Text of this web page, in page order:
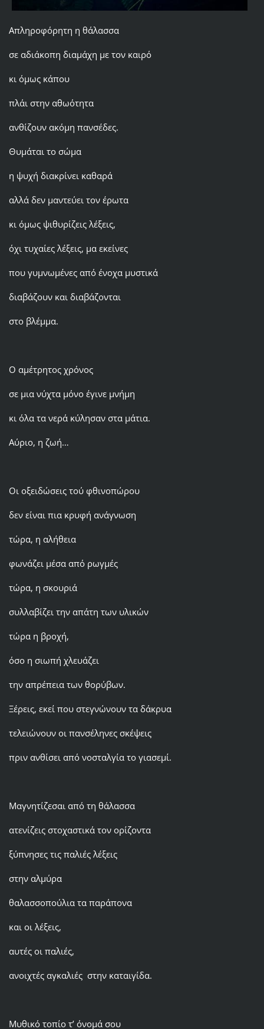
Απληροφόρητη η θάλασσα
σε αδιάκοπη διαμάχη με τον καιρό
κι όμως κάπου
πλάι στην αθωότητα
ανθίζουν ακόμη πανσέδες.
Θυμάται το σώμα
η ψυχή διακρίνει καθαρά
αλλά δεν μαντεύει τον έρωτα
κι όμως ψιθυρίζεις λέξεις,
όχι τυχαίες λέξεις, μα εκείνες
που γυμνωμένες από ένοχα μυστικά
διαβάζουν και διαβάζονται
στο βλέμμα.
Ο αμέτρητος χρόνος
σε μια νύχτα μόνο έγινε μνήμη
κι όλα τα νερά κύλησαν στα μάτια.
Αύριο, η ζωή…
Οι οξειδώσεις τού φθινοπώρου
δεν είναι πια κρυφή ανάγνωση
τώρα, η αλήθεια
φωνάζει μέσα από ρωγμές
τώρα, η σκουριά
συλλαβίζει την απάτη των υλικών
τώρα η βροχή,
όσο η σιωπή χλευάζει
την απρέπεια των θορύβων.
Ξέρεις, εκεί που στεγνώνουν τα δάκρυα
τελειώνουν οι πανσέληνες σκέψεις
πριν ανθίσει από νοσταλγία το γιασεμί.
Μαγνητίζεσαι από τη θάλασσα
ατενίζεις στοχαστικά τον ορίζοντα
ξύπνησες τις παλιές λέξεις
στην αλμύρα
θαλασσοπούλια τα παράπονα
και οι λέξεις,
αυτές οι παλιές,
ανοιχτές αγκαλιές στην καταιγίδα.
Mυθικό τοπίο τ’ όνομά σου